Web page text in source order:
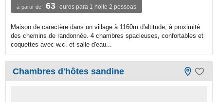
à partir de 63 euros para 1 noite 2 pessoas
Maison de caractère dans un village à 1160m d'altitude, à proximité
des chemins de randonnée. 4 chambres spacieuses, confortables et
coquettes avec w.c. et salle d'eau...
Chambres d'hôtes sandine